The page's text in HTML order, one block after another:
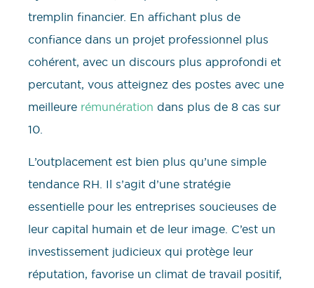
tremplin financier. En affichant plus de
confiance dans un projet professionnel plus
cohérent, avec un discours plus approfondi et
percutant, vous atteignez des postes avec une
meilleure rémunération dans plus de 8 cas sur
10.
L’outplacement est bien plus qu’une simple
tendance RH. Il s’agit d’une stratégie
essentielle pour les entreprises soucieuses de
leur capital humain et de leur image. C’est un
investissement judicieux qui protège leur
réputation, favorise un climat de travail positif,